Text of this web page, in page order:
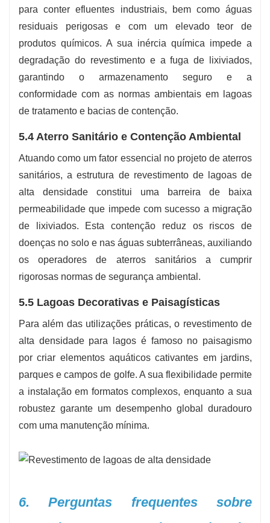
para conter efluentes industriais, bem como águas
residuais perigosas e com um elevado teor de
produtos químicos. A sua inércia química impede a
degradação do revestimento e a fuga de lixiviados,
garantindo o armazenamento seguro e a
conformidade com as normas ambientais em lagoas
de tratamento e bacias de contenção.
5.4 Aterro Sanitário e Contenção Ambiental
Atuando como um fator essencial no projeto de aterros
sanitários, a estrutura de revestimento de lagoas de
alta densidade constitui uma barreira de baixa
permeabilidade que impede com sucesso a migração
de lixiviados. Esta contenção reduz os riscos de
doenças no solo e nas águas subterrâneas, auxiliando
os operadores de aterros sanitários a cumprir
rigorosas normas de segurança ambiental.
5.5 Lagoas Decorativas e Paisagísticas
Para além das utilizações práticas, o revestimento de
alta densidade para lagos é famoso no paisagismo
por criar elementos aquáticos cativantes em jardins,
parques e campos de golfe. A sua flexibilidade permite
a instalação em formatos complexos, enquanto a sua
robustez garante um desempenho global duradouro
com uma manutenção mínima.
6. Perguntas frequentes sobre